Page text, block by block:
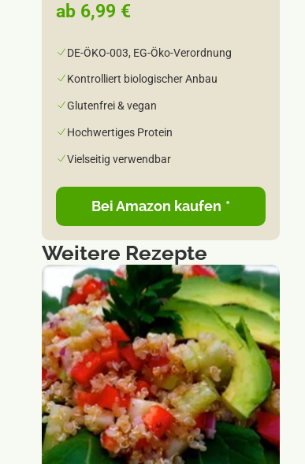
ab 6,99 €
DE-ÖKO-003, EG-Öko-Verordnung
Kontrolliert biologischer Anbau
Glutenfrei & vegan
Hochwertiges Protein
Vielseitig verwendbar
Bei Amazon kaufen *
Weitere Rezepte